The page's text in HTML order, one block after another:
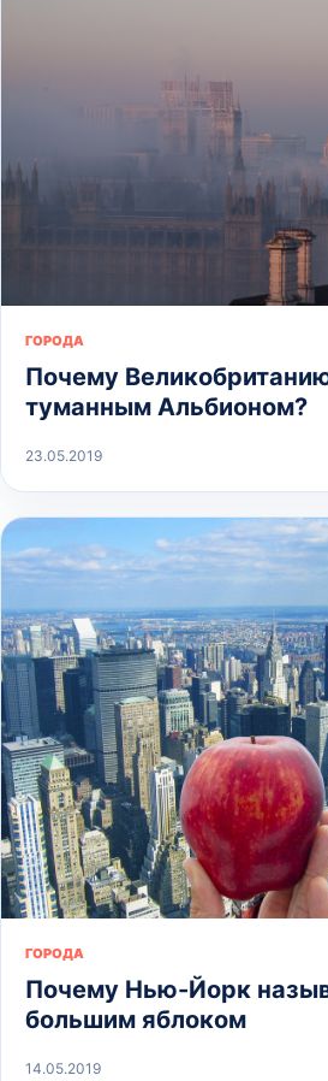
ГОРОДА
Почему
туманным Альбионом?
23.05.2019
ГОРОДА
Почему Нью-Йорк
большим яблоком
14.05.2019